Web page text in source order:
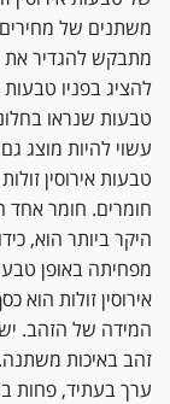
משתנים של מחירים.
מתבקש להגדיר את
להציג בפניו
טבעות שנראו
עשוי להיות מוצג
טבעות אירוסין
חומרים. חומר אחד
מפחיתה באופן
אירוסין זולות
המידה של הזהב. יש
זהב באיכות משתנה.
ערך בעתיד, פחות